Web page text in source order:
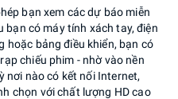
bạn xem các dự báo miễn
bạn có máy tính xách tay, điện
hoặc bảng điều khiển, bạn có
chiếu phim - nhờ vào nền
nơi nào có kết nối Internet,
chọn với chất lượng HD cao